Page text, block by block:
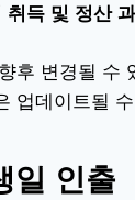
취득 및 정산
후 변경될 수
업데이트될
일 인출